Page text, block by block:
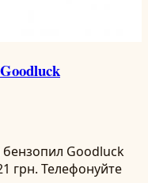
бензопил Goodluck
грн. Телефонуйте